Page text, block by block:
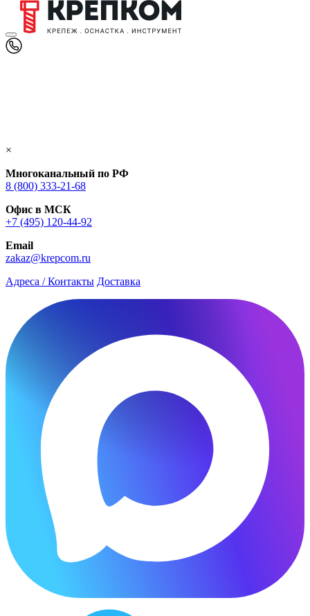
×
Многоканальный по РФ
8 (800) 333‑21-68
Офис в МСК
+7 (495) 120-44-92
Email
zakaz@krepcom.ru
Адреса / Контакты Доставка